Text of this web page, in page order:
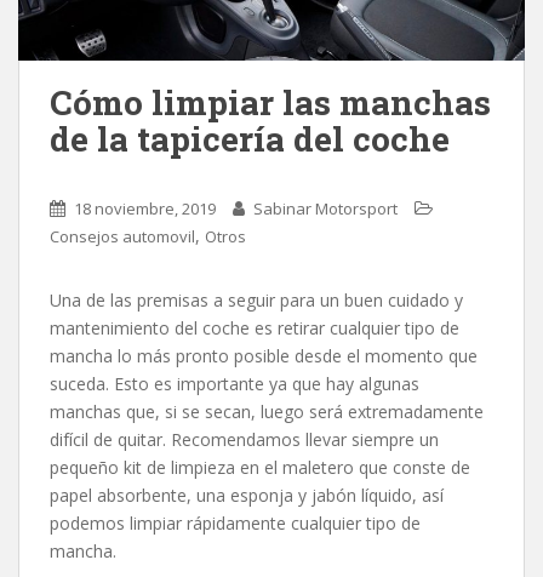
Cómo limpiar las manchas
de la tapicería del coche
18 noviembre, 2019
Sabinar Motorsport
Consejos automovil, Otros
Una de las premisas a seguir para un buen cuidado y
mantenimiento del coche es retirar cualquier tipo de
mancha lo más pronto posible desde el momento que
suceda. Esto es importante ya que hay algunas
manchas que, si se secan, luego será extremadamente
difícil de quitar. Recomendamos llevar siempre un
pequeño kit de limpieza en el maletero que conste de
papel absorbente, una esponja y jabón líquido, así
podemos limpiar rápidamente cualquier tipo de
mancha.